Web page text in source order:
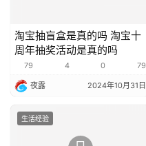
淘宝抽盲盒是真的吗 淘宝十
周年抽奖活动是真的吗
79 4 0 79
夜露 2024年10月31日
生活经验